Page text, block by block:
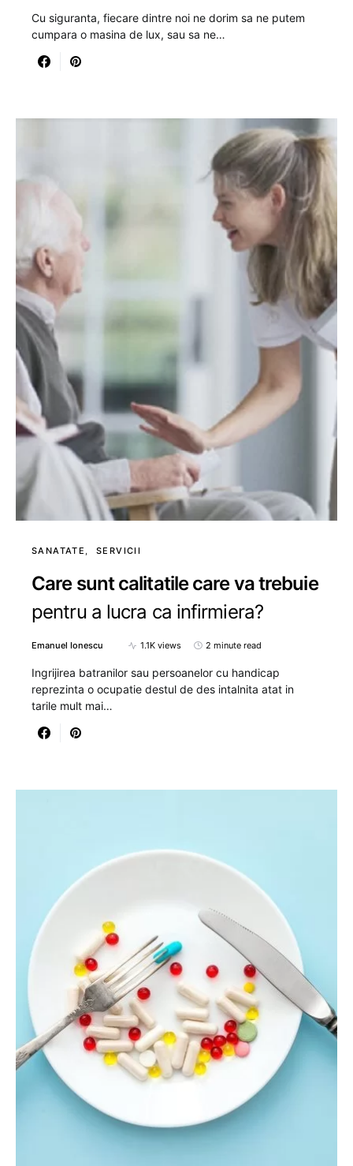
Cu siguranta, fiecare dintre noi ne dorim sa ne putem
cumpara o masina de lux, sau sa ne…
SANATATE SERVICII
Care sunt calitatile care va trebuie
pentru a lucra ca infirmiera?
Emanuel Ionescu 1.1K views 2 minute read
Ingrijirea batranilor sau persoanelor cu handicap
reprezinta o ocupatie destul de des intalnita atat in
tarile mult mai…